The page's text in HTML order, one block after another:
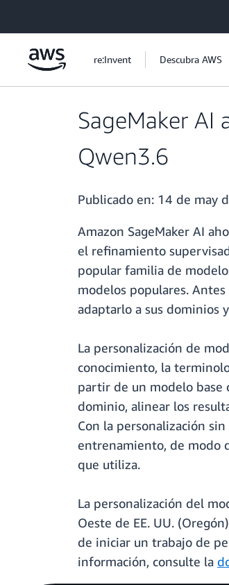
re:Invent Descubra AWS
SageMaker AI
Qwen3.6
Publicado en: 14 de may
Amazon SageMaker AI
el refinamiento
popular familia de
modelos populares.
adaptarlo a sus dominios
La personalización de
conocimiento, la
partir de un modelo base
dominio, alinear los
Con la personalización
entrenamiento, de modo
que utiliza.
La personalización del
Oeste de EE. UU.
de iniciar un trabajo de
información, consulte la